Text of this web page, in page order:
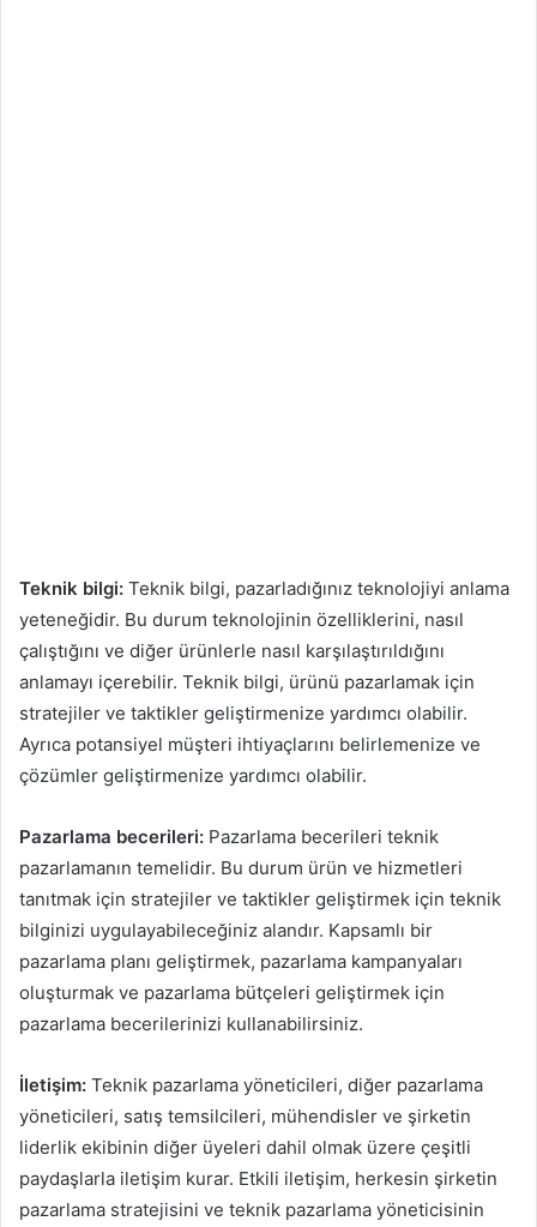
Teknik bilgi: Teknik bilgi, pazarladığınız teknolojiyi anlama
yeteneğidir. Bu durum teknolojinin özelliklerini, nasıl
çalıştığını ve diğer ürünlerle nasıl karşılaştırıldığını
anlamayı içerebilir. Teknik bilgi, ürünü pazarlamak için
stratejiler ve taktikler geliştirmenize yardımcı olabilir.
Ayrıca potansiyel müşteri ihtiyaçlarını belirlemenize ve
çözümler geliştirmenize yardımcı olabilir.
Pazarlama becerileri: Pazarlama becerileri teknik
pazarlamanın temelidir. Bu durum ürün ve hizmetleri
tanıtmak için stratejiler ve taktikler geliştirmek için teknik
bilginizi uygulayabileceğiniz alandır. Kapsamlı bir
pazarlama planı geliştirmek, pazarlama kampanyaları
oluşturmak ve pazarlama bütçeleri geliştirmek için
pazarlama becerilerinizi kullanabilirsiniz.
İletişim: Teknik pazarlama yöneticileri, diğer pazarlama
yöneticileri, satış temsilcileri, mühendisler ve şirketin
liderlik ekibinin diğer üyeleri dahil olmak üzere çeşitli
paydaşlarla iletişim kurar. Etkili iletişim, herkesin şirketin
pazarlama stratejisini ve teknik pazarlama yöneticisinin